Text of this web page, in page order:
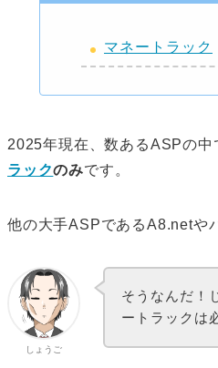
マネートラック
2025年現在、数あるASPの
ラックのみです。
他の大手ASPであるA8.netや
しょうご
そうなんだ！
ートラックは